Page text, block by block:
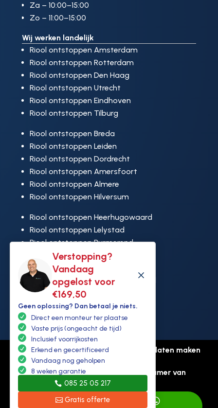
Verstopping?
Vandaag
opgelost voor
€169,50
M
Geen oplossing? Dan betaal je niets.
Direct een monteur ter plaatse
Vaste prijs (ongeacht de tijd)
Inclusief voorrijkosten
Erkend en gecertificeerd
Vandaag nog geholpen
8 weken garantie
085 25 05 217
Gratis offerte
Za – 10:00–15:00
Zo – 11:00–15:00
Wij werken landelijk
Riool ontstoppen Amsterdam
Riool ontstoppen Rotterdam
Riool ontstoppen Den Haag
Riool ontstoppen Utrecht
Riool ontstoppen Eindhoven
Riool ontstoppen Tilburg
Riool ontstoppen Breda
Riool ontstoppen Leiden
Riool ontstoppen Dordrecht
Riool ontstoppen Amersfoort
Riool ontstoppen Almere
Riool ontstoppen Hilversum
Riool ontstoppen Heerhugowaard
Riool ontstoppen Lelystad
Riool ontstoppen Purmerend
Riool ontstoppen Ridderkerk
Riool ontstoppen Rijswijk
Riool ontstoppen Hoek van Holland
© Copyright Ontstoppen.nl |
Website laten maken
door Flexamedia
Privacyverklaring
Kamer van
koophandel: 94307431
 